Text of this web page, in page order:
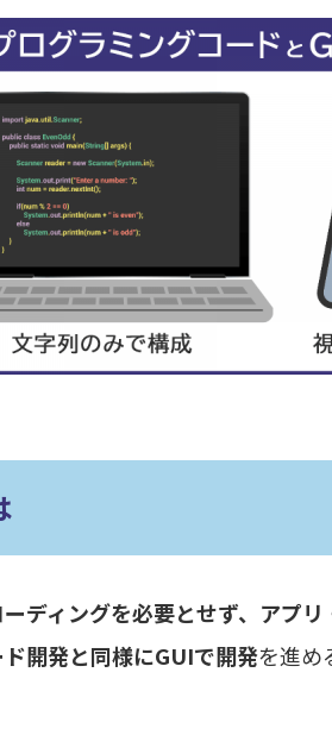
ディングを必要とせず、アプ
開発と同様にGUIで開発を進め